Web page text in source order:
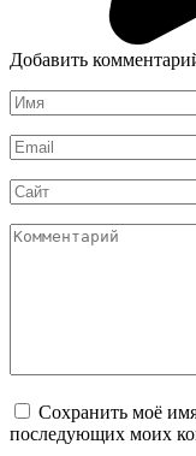
Добавить
Имя
*
Email
*
Сайт
Комментарий
Сохранить моё
последующих моих